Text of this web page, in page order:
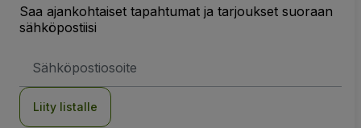
Saa ajankohtaiset tapahtumat ja tarjoukset suoraan
sähköpostiisi
Liity listalle